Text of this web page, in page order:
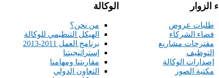
الوكالة
من نحن؟
الهيكل التنظيمي للوكالة
برنامج العمل 2011-2013
إستراتيجيتنا
مقاربتنا ومهامنا
التعاون الدولي
الزوار
طلبات عروض
فضاء الشركاء
مقترحات مشاريع
التوظيف
إصدارات الوكالة
مكتبة الصور